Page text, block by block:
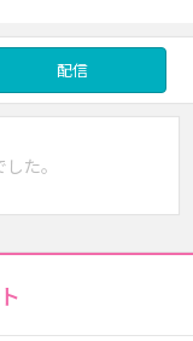
配信
た。